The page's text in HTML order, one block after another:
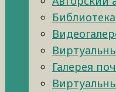
Библиотека
Галерея